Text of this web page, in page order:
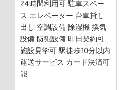
24時間利用可 駐車スペー
ス エレベーター 台車貸し
出し 空調設備 除湿機 換気
設備 防犯設備 即日契約可
施設見学可 駅徒歩10分以内
運送サービス カード決済可
能